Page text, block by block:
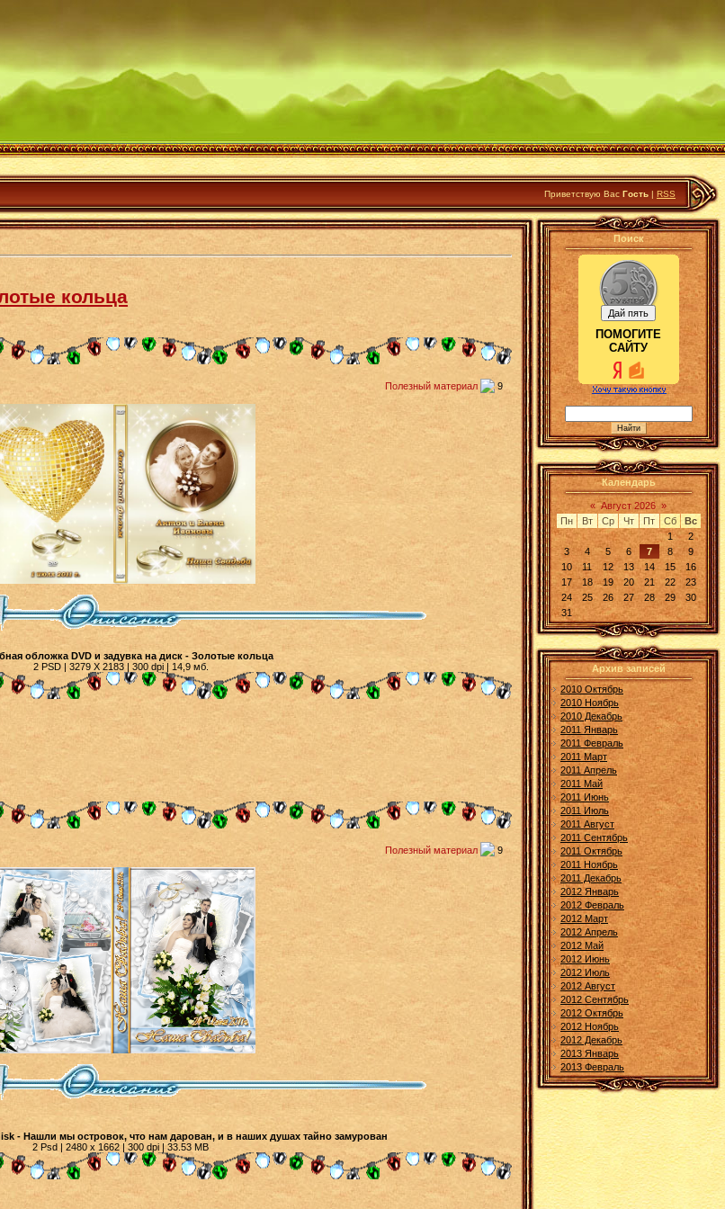
Приветствую Вас Гость | RSS
кольца
Полезный материал 9
обложка DVD и задувка на диск - Золотые кольца
2 PSD | 3279 Х 2183 | 300 dpi | 14,9 мб.
Полезный материал 9
- Нашли мы островок, что нам дарован, и в наших душах тайно замурован
2 Psd | 2480 x 1662 | 300 dpi |33.53 MB
Поиск
ПОМОГИТЕ
САЙТУ
Календарь
« Август 2026 »
Пн
Вт Ср Чт Пт Сб
Вс
1
2
3
4 5 6 7 8
9
10
11 12 13 14 15
16
17
18 19 20 21 22
23
24
25 26 27 28 29
30
31
Архив записей
2010 Октябрь
2010 Ноябрь
2010 Декабрь
2011 Январь
2011 Февраль
2011 Март
2011 Апрель
2011 Май
2011 Июнь
2011 Июль
2011 Август
2011 Сентябрь
2011 Октябрь
2011 Ноябрь
2011 Декабрь
2012 Январь
2012 Февраль
2012 Март
2012 Апрель
2012 Май
2012 Июнь
2012 Июль
2012 Август
2012 Сентябрь
2012 Октябрь
2012 Ноябрь
2012 Декабрь
2013 Январь
2013 Февраль